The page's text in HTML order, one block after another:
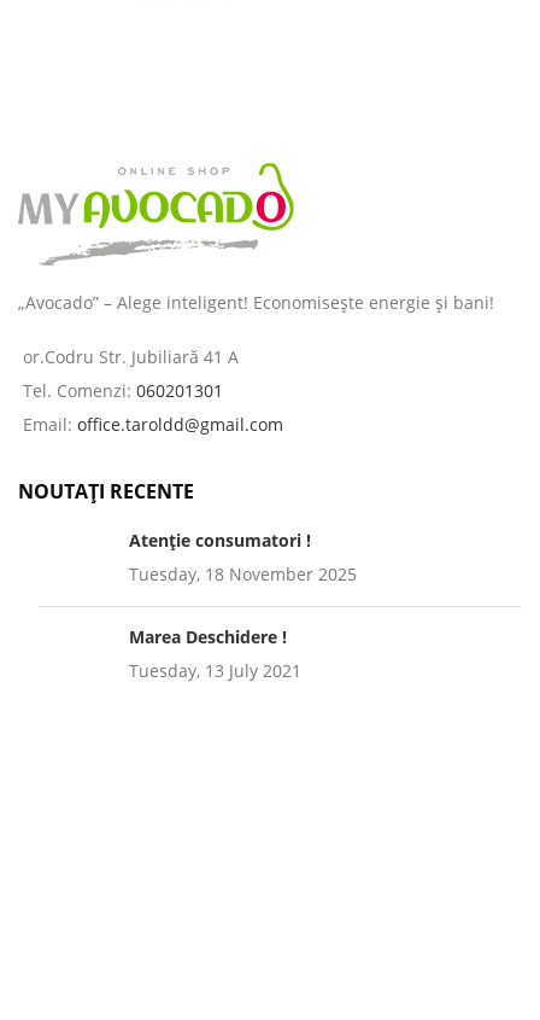
„Avocado” – Alege inteligent! Economisește energie și bani!
or.Codru Str. Jubiliară 41 A
Tel. Comenzi: 060201301
Email: office.taroldd@gmail.com
NOUTAȚI RECENTE
Atenție consumatori !
Tuesday, 18 November 2025
Marea Deschidere !
Tuesday, 13 July 2021